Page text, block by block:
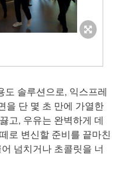
솔루션으로, 익스프레
을 단 몇 초 만에 가열한
고, 우유는 완벽하게 데
로 변신할 준비를 끝마친
넘치거나 초콜릿을 너